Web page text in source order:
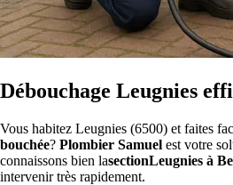
Débouchage Leugnies
Vous habitez Leugnies (6500) et faites
bouchée? Plombier Samuel est votre
connaissons bien lasectionLeugnies à
intervenir très rapidement.